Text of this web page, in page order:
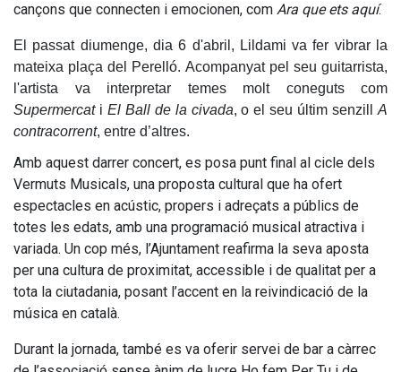
cançons que connecten i emocionen, com Ara que ets aquí.
El passat diumenge, dia 6 d'abril, Lildami va fer vibrar la
mateixa plaça del Perelló. Acompanyat pel seu guitarrista,
l'artista va interpretar temes molt coneguts com
Supermercati El Ball de la civada, o el seu últim senzillA
contracorrent, entre d’altres.
Amb aquest darrer concert, es posa punt final al cicle dels
Vermuts Musicals, una proposta cultural que ha ofert
espectacles en acústic, propers i adreçats a públics de
totes les edats, amb una programació musical atractiva i
variada. Un cop més, l’Ajuntament reafirma la seva aposta
per una cultura de proximitat, accessible i de qualitat per a
tota la ciutadania, posant l’accent en la reivindicació de la
música en català.
Durant la jornada, també es va oferir servei de bar a càrrec